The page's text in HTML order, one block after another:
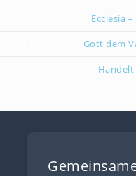
Ecclesia
Gott dem